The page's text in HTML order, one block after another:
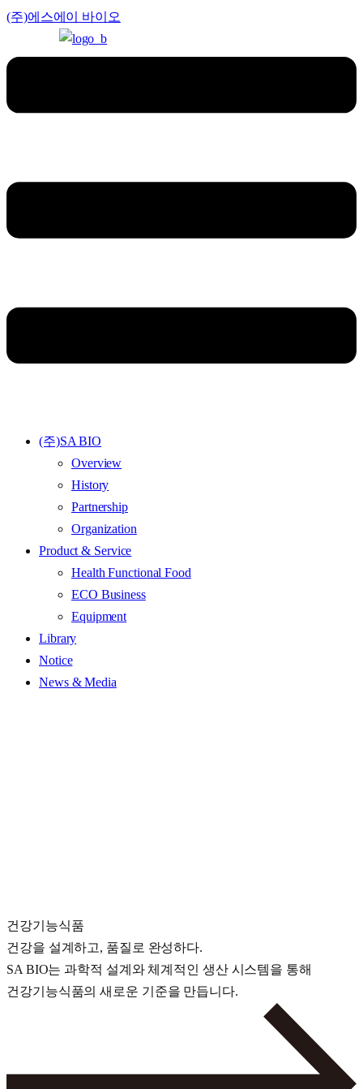
(주)에스에이 바이오
Menu
(주)SA BIO
Overview
History
Partnership
Organization
Product & Service
Health Functional Food
ECO Business
Equipment
Library
Notice
News & Media
건강기능식품
건강을 설계하고, 품질로 완성하다.
SA BIO는 과학적 설계와 체계적인 생산 시스템을 통해
건강기능식품의 새로운 기준을 만듭니다.